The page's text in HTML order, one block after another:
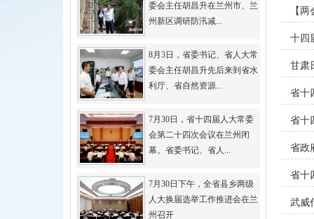
委会主任胡昌升在兰州市、兰
州新区调研防汛减...
8月3日，省委书记、省人大常
委会主任胡昌升先后来到省水
利厅、省自然资源...
7月30日，省十四届人大常委
会第二十四次会议在兰州闭
幕。省委书记、省人...
7月30日下午，全省县乡两级
人大换届选举工作推进会在兰
州召开
【
十四
甘肃
省十
省十
省政
省十
武威